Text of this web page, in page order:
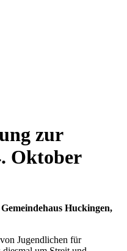
zur
Oktober
Huckingen,
Jugendlichen für